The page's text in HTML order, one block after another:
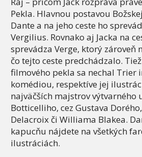
Pekla. Hlavnou postavou
Dante a na jeho ceste ho
Vergilius. Rovnako aj Jacka na
sprevádza Verge, ktorý zároveň
čo tejto ceste predchádzalo.
filmového pekla sa nechal Trier
komédiou, respektíve jej
najväčších majstrov výtvarného
Botticelliho, cez Gustava
Delacroix či Williama Blakea.
kapucňu nájdete na všetkých
ilustráciách.